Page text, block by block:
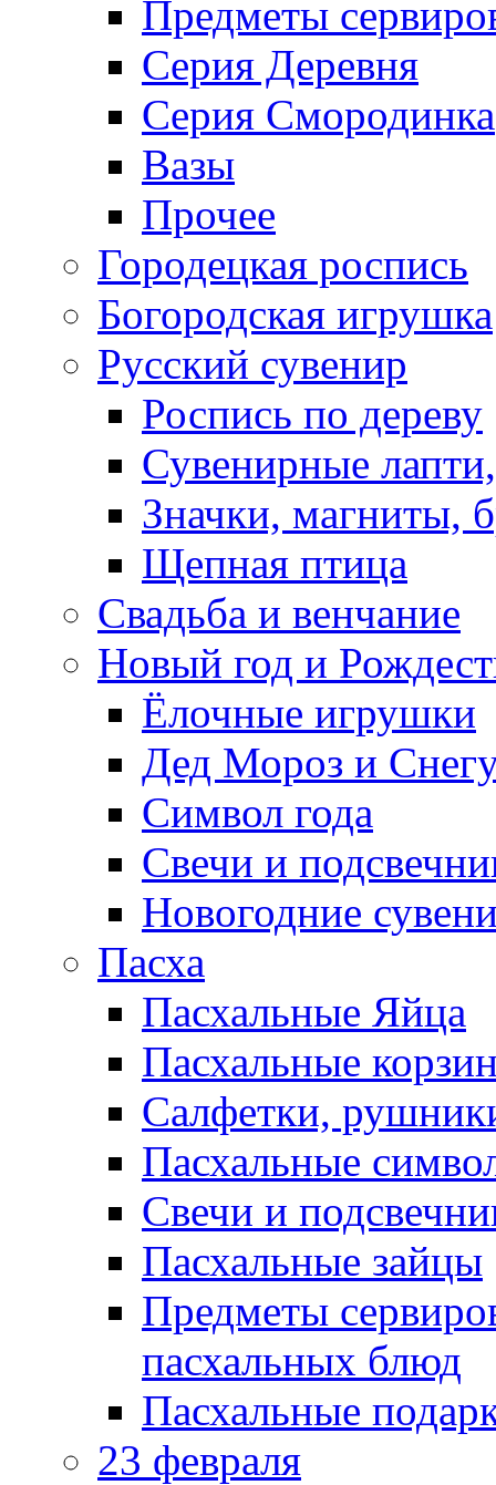
Предметы
Серия Деревня
Серия Смородинка
Вазы
Прочее
Городецкая роспись
Богородская игрушка
Русский сувенир
Роспись по дереву
Сувенирные
Значки, магниты,
Щепная птица
Свадьба и венчание
Новый год и
Ёлочные игрушки
Дед Мороз и
Символ года
Свечи и
Новогодние
Пасха
Пасхальные Яйца
Пасхальные
Салфетки,
Пасхальные
Свечи и
Пасхальные зайцы
Предметы
пасхальных блюд
Пасхальные
23 февраля